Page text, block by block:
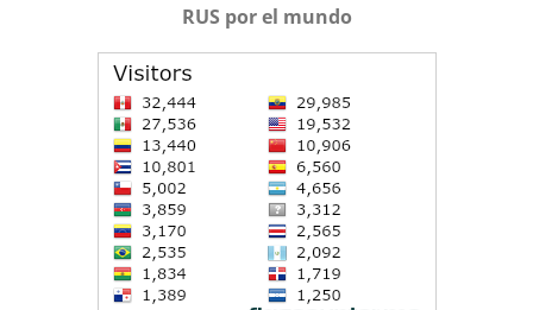
RUS por el mundo